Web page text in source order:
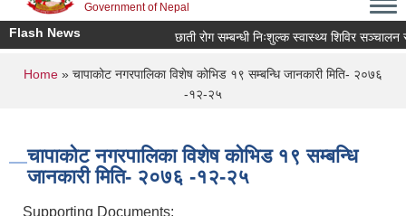
Government of Nepal
Flash News छाती रोग सम्बन्धी निःशुल्क स्वास्थ्य शिविर सञ्चालन
You are here
Home » चापाकोट नगरपालिका विशेष कोभिड १९ सम्बन्धि जानकारी मिति- २०७६
-१२-२५
चापाकोट नगरपालिका विशेष कोभिड १९ सम्बन्धि
जानकारी मिति- २०७६ -१२-२५
Supporting Documents: